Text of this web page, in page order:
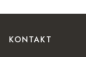
KONTAKT